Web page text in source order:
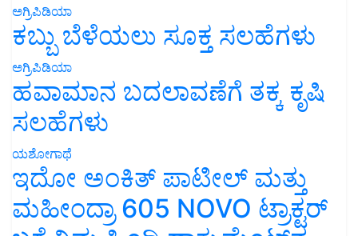
ಅಗ್ರಿಪಿಡಿಯಾ
ಕಬ್ಬು ಬೆಳೆಯಲು ಸೂಕ್ತ ಸಲಹೆಗಳು
ಅಗ್ರಿಪಿಡಿಯಾ
ಹವಾಮಾನ ಬದಲಾವಣೆಗೆ ತಕ್ಕ ಕೃಷಿ
ಸಲಹೆಗಳು
ಯಶೋಗಾಥೆ
ಇದೋ ಅಂಕಿತ್ ಪಾಟೀಲ್ ಮತ್ತು
ಮಹೀಂದ್ರಾ 605 NOVO ಟ್ರಾಕ್ಟರ್